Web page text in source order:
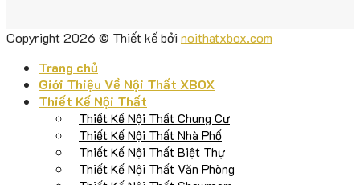
Copyright 2026 © Thiết kế bởi noithatxbox.com
Trang chủ
Giới Thiệu Về Nội Thất XBOX
Thiết Kế Nội Thất
Thiết Kế Nội Thất Chung Cư
Thiết Kế Nội Thất Nhà Phố
Thiết Kế Nội Thất Biệt Thự
Thiết Kế Nội Thất Văn Phòng